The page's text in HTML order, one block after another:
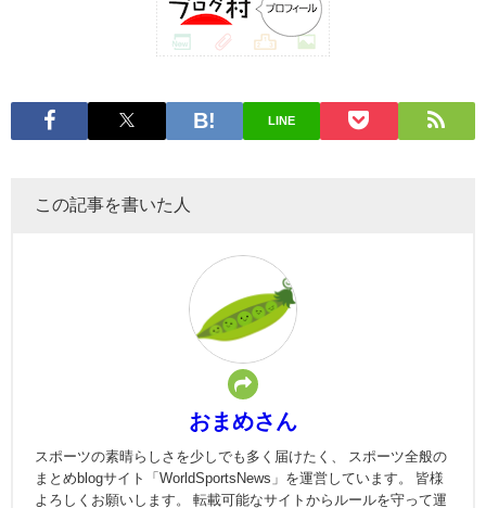
LINE
この記事を書いた人
おまめさん
スポーツの素晴らしさを少しでも多く届けたく、 スポーツ全般の
まとめblogサイト「WorldSportsNews」を運営しています。 皆様
よろしくお願いします。 転載可能なサイトからルールを守って運